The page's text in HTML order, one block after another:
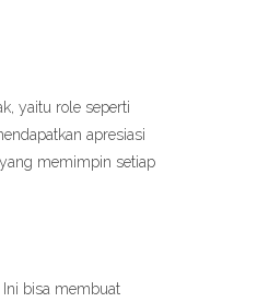
yaitu role seperti
apresiasi
memimpin setiap
bisa membuat